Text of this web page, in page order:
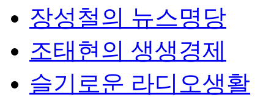
장성철의 뉴스명당
조태현의 생생경제
슬기로운 라디오생활